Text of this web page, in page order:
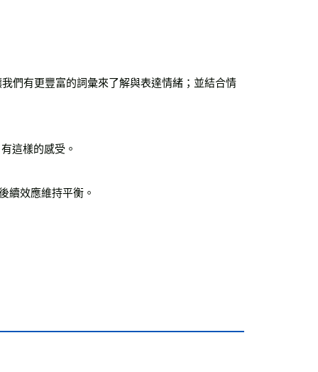
們有更豐富的詞彙來了解與表達情緒；並結合情
這樣的感受。
效應維持平衡。